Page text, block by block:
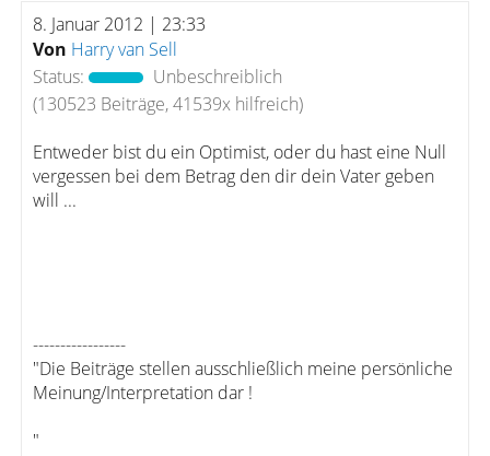
8. Januar 2012 | 23:33
Von Harry van Sell
Status:
Unbeschreiblich
(130523 Beiträge, 41539x hilfreich)
Entweder bist du ein Optimist, oder du hast eine Null
vergessen bei dem Betrag den dir dein Vater geben
will ...
-----------------
"Die Beiträge stellen ausschließlich meine persönliche
Meinung/Interpretation dar !
"